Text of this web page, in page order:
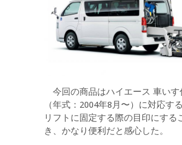
今回の商品はハイエース 車いす
（年式：2004年8月〜）に対応す
リフトに固定する際の目印にする
き、かなり便利だと感心した。